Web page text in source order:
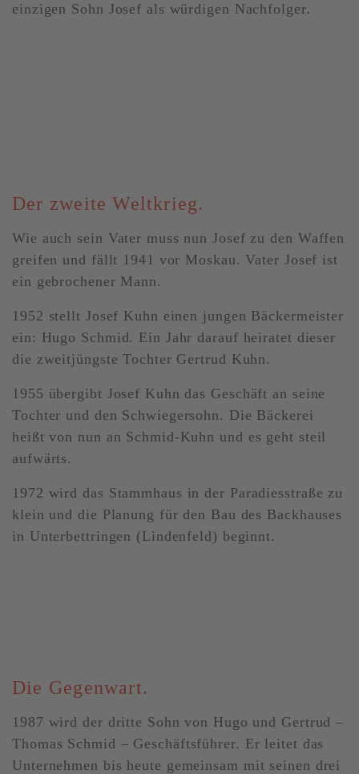
einzigen Sohn Josef als würdigen Nachfolger.
Der zweite Weltkrieg.
Wie auch sein Vater muss nun Josef zu den Waffen
greifen und fällt 1941 vor Moskau. Vater Josef ist
ein gebrochener Mann.
1952 stellt Josef Kuhn einen jungen Bäckermeister
ein: Hugo Schmid. Ein Jahr darauf heiratet dieser
die zweitjüngste Tochter Gertrud Kuhn.
1955 übergibt Josef Kuhn das Geschäft an seine
Tochter und den Schwiegersohn. Die Bäckerei
heißt von nun an Schmid-Kuhn und es geht steil
aufwärts.
1972 wird das Stammhaus in der Paradiesstraße zu
klein und die Planung für den Bau des Backhauses
in Unterbettringen (Lindenfeld) beginnt.
Die Gegenwart.
1987 wird der dritte Sohn von Hugo und Gertrud –
Thomas Schmid – Geschäftsführer. Er leitet das
Unternehmen bis heute gemeinsam mit seinen drei